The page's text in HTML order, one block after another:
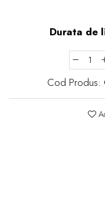
Durata de
Cod Produs: